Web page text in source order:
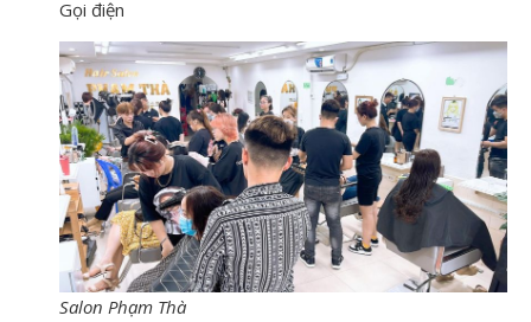
Gọi điện
Salon Phạm Thà